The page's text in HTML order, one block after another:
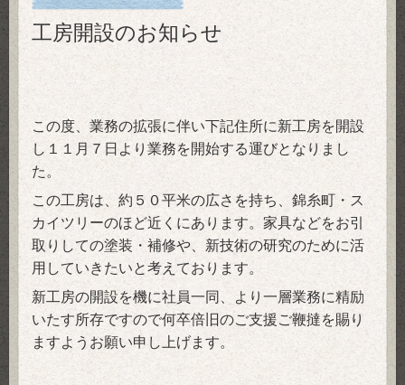
工房開設のお知らせ
この度、業務の拡張に伴い下記住所に新工房を開設
し１１月７日より業務を開始する運びとなりまし
た。
この工房は、約５０平米の広さを持ち、錦糸町・ス
カイツリーのほど近くにあります。 家具などをお引
取りしての塗装・補修や、新技術の研究のために活
用していきたいと考えております。
新工房の開設を機に社員一同、より一層業務に精励
いたす所存ですので何卒倍旧のご支援ご鞭撻を賜り
ますようお願い申し上げます。